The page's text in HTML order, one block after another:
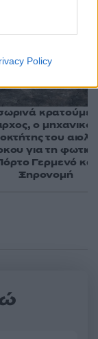
Policy
ο μηχανικός
του
για τη φωτιά
Γερμενό και
Ξηρονομή